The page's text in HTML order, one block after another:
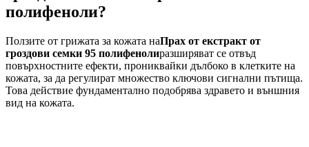
полифеноли?
Ползите от грижата за кожата наПрах от екстракт от
гроздови семки 95 полифенолиразширяват се отвъд
повърхностните ефекти, прониквайки дълбоко в клетките на
кожата, за да регулират множество ключови сигнални пътища.
Това действие фундаментално подобрява здравето и външния
вид на кожата.